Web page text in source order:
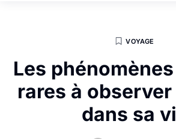
VOYAGE
Les
rares à
dans sa